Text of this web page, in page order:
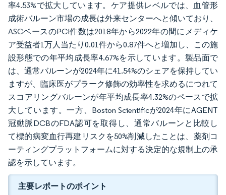
率4.53%で拡大しています。ケア提供レベルでは、血管形
成術バルーン市場の成長は外来センターへと傾いており、
ASCベースのPCI件数は2018年から2022年の間にメディケ
ア受益者1万人当たり0.01件から0.87件へと増加し、この施
設形態での年平均成長率4.67%を示しています。製品面で
は、通常バルーンが2024年に41.54%のシェアを保持してい
ますが、臨床医がプラーク修飾の効率性を求めるにつれて
スコアリングバルーンが年平均成長率4.32%のペースで拡
大しています。一方、Boston Scientificが2024年にAGENT
冠動脈DCBのFDA認可を取得し、通常バルーンと比較し
て標的病変血行再建リスクを50%削減したことは、薬剤コ
ーティングプラットフォームに対する決定的な規制上の承
認を示しています。
主要レポートのポイント